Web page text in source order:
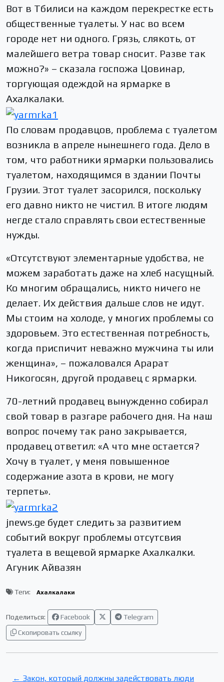
Вот в Тбилиси на каждом перекрестке есть
общественные туалеты. У нас во всем
городе нет ни одного. Грязь, слякоть, от
малейшего ветра товар сносит. Разве так
можно?» – сказала госпожа Цовинар,
торгующая одеждой на ярмарке в
Ахалкалаки.
По словам продавцов, проблема с туалетом
возникла в апреле нынешнего года. Дело в
том, что работники ярмарки пользовались
туалетом, находящимся в здании Почты
Грузии. Этот туалет засорился, поскольку
его давно никто не чистил. В итоге людям
негде стало справлять свои естественные
нужды.
«Отсутствуют элементарные удобства, не
можем заработать даже на хлеб насущный.
Ко многим обращались, никто ничего не
делает. Их действия дальше слов не идут.
Мы стоим на холоде, у многих проблемы со
здоровьем. Это естественная потребность,
когда приспичит неважно мужчина ты или
женщина», – пожаловался Арарат
Никогосян, другой продавец с ярмарки.
70-летний продавец вынужденно собирал
свой товар в разгаре рабочего дня. На наш
вопрос почему так рано закрывается,
продавец ответил: «А что мне остается?
Хочу в туалет, у меня повышенное
содержание азота в крови, не могу
терпеть».
jnews.ge будет следить за развитием
событий вокруг проблемы отсутсвия
туалета в вещевой ярмарке Ахалкалки.
Агуник Айвазян
Теги: Ахалкалаки
Поделиться: Facebook
Telegram
Скопировать ссылку
← Закон, который должны задействовать люди